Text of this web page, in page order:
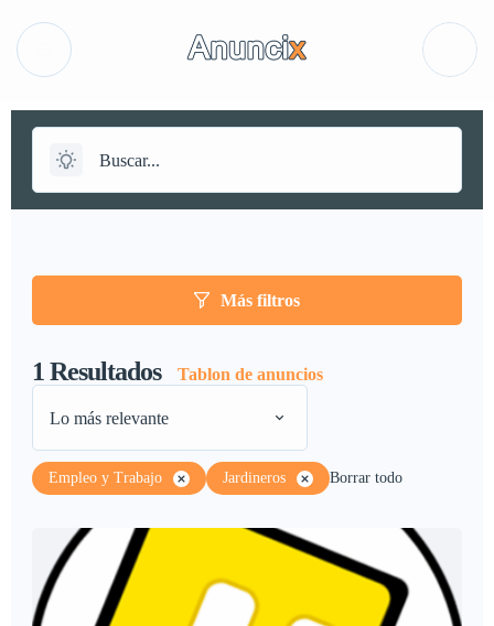
Más filtros
1 Resultados Tablon de anuncios
Lo más relevante
Empleo y Trabajo Jardineros Borrar todo